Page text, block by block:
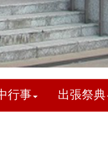
行事 出張祭典